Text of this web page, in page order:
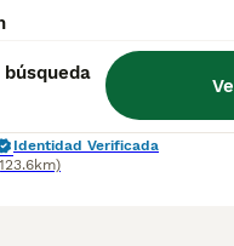
2
Identidad Verificada